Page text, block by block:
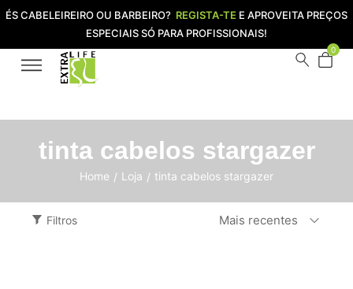
ÉS CABELEIREIRO OU BARBEIRO? REGISTA-TE E APROVEITA PREÇOS
ESPECIAIS SÓ PARA PROFISSIONAIS!
0
tinta cabelos stargazer
Home / Loja / tinta cabelos stargazer
Filtros Mais recentes